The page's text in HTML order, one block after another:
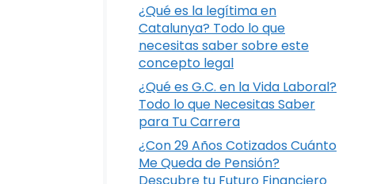
¿Qué es la legítima en
Catalunya? Todo lo que
necesitas saber sobre este
concepto legal
¿Qué es G.C. en la Vida Laboral?
Todo lo que Necesitas Saber
para Tu Carrera
¿Con 29 Años Cotizados Cuánto
Me Queda de Pensión?